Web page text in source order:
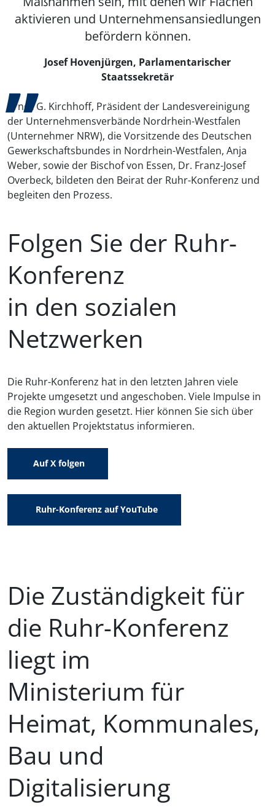
aktivieren und Unternehmensansiedlungen
befördern können.
Josef Hovenjürgen, Parlamentarischer
Staatssekretär
Arndt G. Kirchhoff, Präsident der Landesvereinigung
der Unternehmensverbände Nordrhein-Westfalen
(Unternehmer NRW), die Vorsitzende des Deutschen
Gewerkschaftsbundes in Nordrhein-Westfalen, Anja
Weber, sowie der Bischof von Essen, Dr. Franz-Josef
Overbeck, bildeten den Beirat der Ruhr-Konferenz und
begleiten den Prozess.
Folgen Sie der Ruhr-
Konferenz
in den sozialen
Netzwerken
Die Ruhr-Konferenz hat in den letzten Jahren viele
Projekte umgesetzt und angeschoben. Viele Impulse in
die Region wurden gesetzt. Hier können Sie sich über
den aktuellen Projektstatus informieren.
Auf X folgen
Ruhr-Konferenz auf YouTube